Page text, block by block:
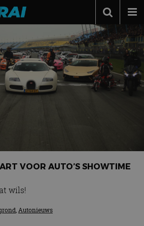
VOOR AUTO’S SHOWTIME
wils!
,Autonieuws